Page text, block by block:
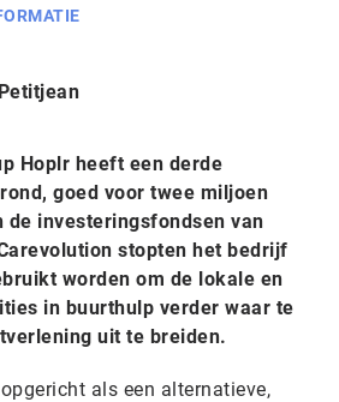
Hoplr heeft een derde
goed voor twee miljoen
investeringsfondsen van
stopten het bedrijf
worden om de lokale en
in buurthulp verder waar te
uit te breiden.
als een alternatieve,